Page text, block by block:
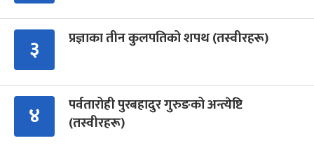
३ प्रज्ञाका तीन कुलपतिको शपथ (तस्वीरहरू)
४
पर्वतारोही पुरबहादुर गुरुङको अन्त्येष्टि
(तस्वीरहरू)